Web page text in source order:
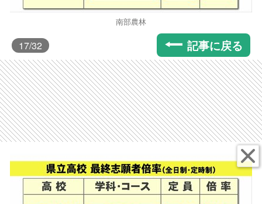
南部農林
17/32 記事に戻る